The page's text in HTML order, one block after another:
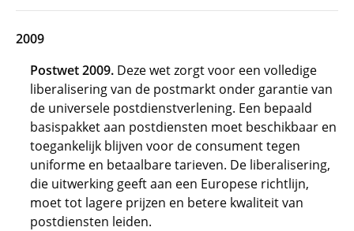
2009
Postwet 2009. Deze wet zorgt voor een volledige
liberalisering van de postmarkt onder garantie van
de universele postdienstverlening. Een bepaald
basispakket aan postdiensten moet beschikbaar en
toegankelijk blijven voor de consument tegen
uniforme en betaalbare tarieven. De liberalisering,
die uitwerking geeft aan een Europese richtlijn,
moet tot lagere prijzen en betere kwaliteit van
postdiensten leiden.